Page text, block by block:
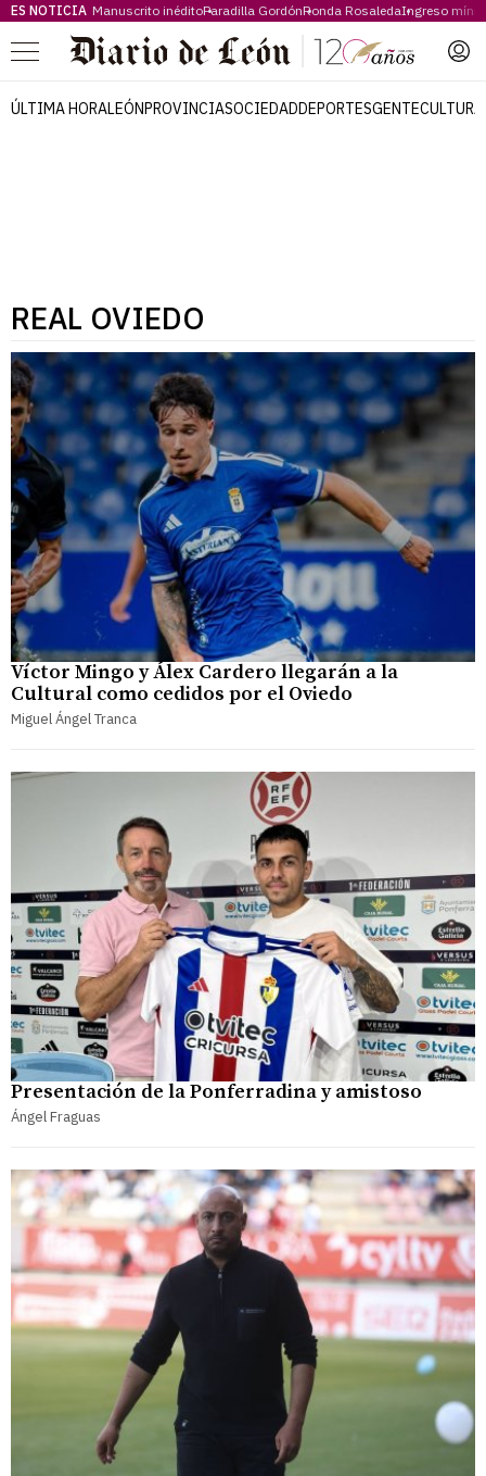
ES NOTICIA Manuscrito inéditoParadilla GordónRonda RosaledaIngreso
Menú
ÚLTIMA HORALEÓNPROVINCIASOCIEDADDEPORTESGENTECULTURA
REAL OVIEDO
Víctor Mingo y Álex Cardero llegarán a la
Cultural como cedidos por el Oviedo
Miguel Ángel Tranca
Presentación de la Ponferradina y amistoso
Ángel Fraguas